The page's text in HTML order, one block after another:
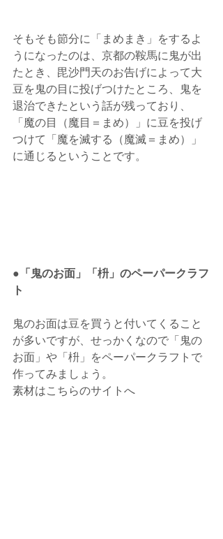
そもそも節分に「まめまき」をするよ
うになったのは、京都の鞍馬に鬼が出
たとき、毘沙門天のお告げによって大
豆を鬼の目に投げつけたところ、鬼を
退治できたという話が残っており、
「魔の目（魔目＝まめ）」に豆を投げ
つけて「魔を滅する（魔滅＝まめ）」
に通じるということです。
●「鬼のお面」「枡」のペーパークラフ
ト
鬼のお面は豆を買うと付いてくること
が多いですが、せっかくなので「鬼の
お面」や「枡」をペーパークラフトで
作ってみましょう。
素材はこちらのサイトへ